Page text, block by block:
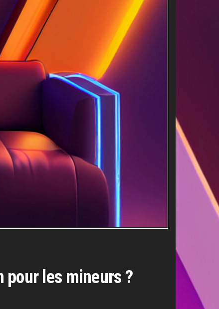
pour les mineurs ?